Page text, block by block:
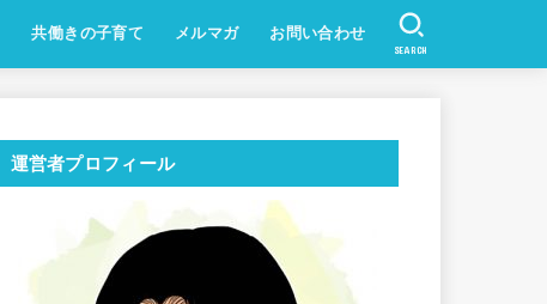
共働きの子育て メルマガ お問い合わせ
SEARCH
運営者プロフィール